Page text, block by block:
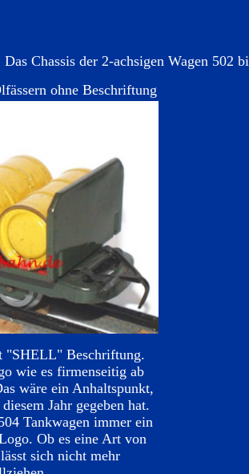
Chassis der 2-achsigen Wagen
ohne Beschriftung
"SHELL" Beschriftung.
wie es firmenseitig ab
wäre ein Anhaltspunkt,
Jahr gegeben hat.
Tankwagen immer ein
Ob es eine Art von
sich nicht mehr